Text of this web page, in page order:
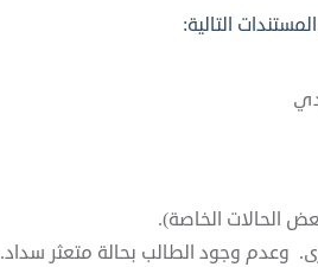
التالية:
الحالات الخاصة).
وعدم وجود الطالب بحالة متعثر سداد.